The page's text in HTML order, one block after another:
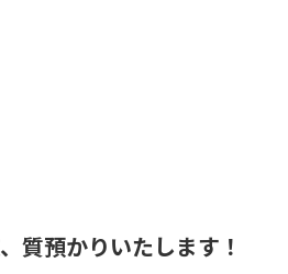
質預かりいたします！